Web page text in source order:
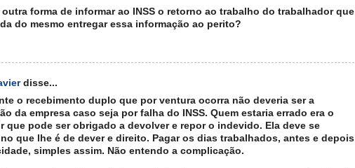
outra forma de informar ao INSS o retorno ao trabalho do trabalhador que
do mesmo entregar essa informação ao perito?
disse...
o recebimento duplo que por ventura ocorra não deveria ser a
da empresa caso seja por falha do INSS. Quem estaria errado era o
que pode ser obrigado a devolver e repor o indevido. Ela deve se
que lhe é de dever e direito. Pagar os dias trabalhados, antes e depois
simples assim. Não entendo a complicação.